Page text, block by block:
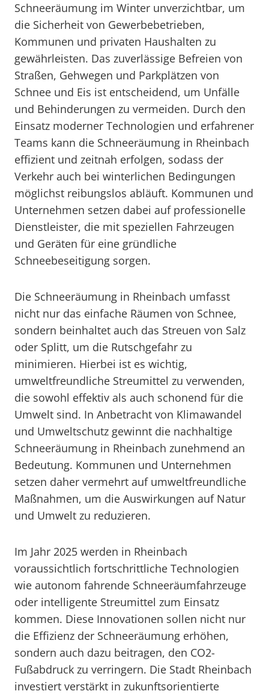
Schneeräumung im Winter unverzichtbar, um
die Sicherheit von Gewerbebetrieben,
Kommunen und privaten Haushalten zu
gewährleisten. Das zuverlässige Befreien von
Straßen, Gehwegen und Parkplätzen von
Schnee und Eis ist entscheidend, um Unfälle
und Behinderungen zu vermeiden. Durch den
Einsatz moderner Technologien und erfahrener
Teams kann die Schneeräumung in Rheinbach
effizient und zeitnah erfolgen, sodass der
Verkehr auch bei winterlichen Bedingungen
möglichst reibungslos abläuft. Kommunen und
Unternehmen setzen dabei auf professionelle
Dienstleister, die mit speziellen Fahrzeugen
und Geräten für eine gründliche
Schneebeseitigung sorgen.
Die Schneeräumung in Rheinbach umfasst
nicht nur das einfache Räumen von Schnee,
sondern beinhaltet auch das Streuen von Salz
oder Splitt, um die Rutschgefahr zu
minimieren. Hierbei ist es wichtig,
umweltfreundliche Streumittel zu verwenden,
die sowohl effektiv als auch schonend für die
Umwelt sind. In Anbetracht von Klimawandel
und Umweltschutz gewinnt die nachhaltige
Schneeräumung in Rheinbach zunehmend an
Bedeutung. Kommunen und Unternehmen
setzen daher vermehrt auf umweltfreundliche
Maßnahmen, um die Auswirkungen auf Natur
und Umwelt zu reduzieren.
Im Jahr 2025 werden in Rheinbach
voraussichtlich fortschrittliche Technologien
wie autonom fahrende Schneeräumfahrzeuge
oder intelligente Streumittel zum Einsatz
kommen. Diese Innovationen sollen nicht nur
die Effizienz der Schneeräumung erhöhen,
sondern auch dazu beitragen, den CO2-
Fußabdruck zu verringern. Die Stadt Rheinbach
investiert verstärkt in zukunftsorientierte